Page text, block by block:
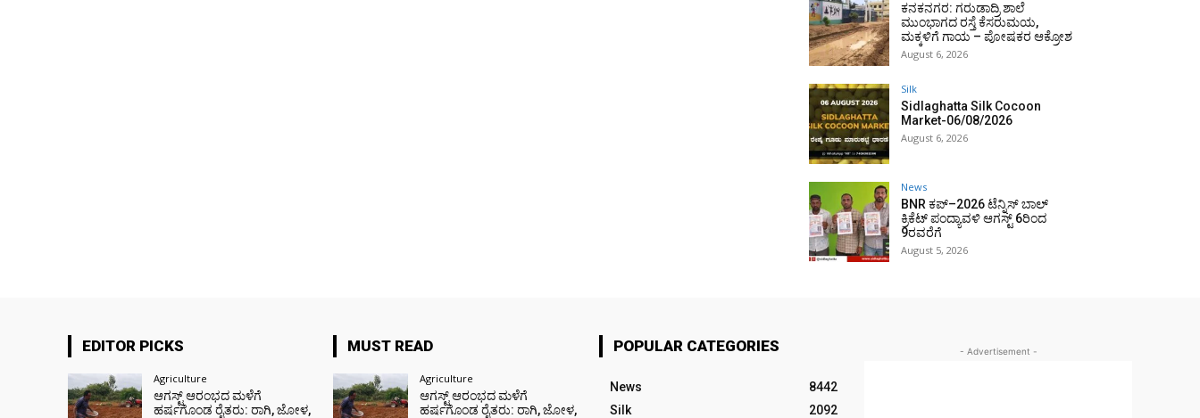
ಕನಕನಗರ: ಗರುಡಾದ್ರಿ ಶಾಲೆ
ಮುಂಭಾಗದ ರಸ್ತೆ ಕೆಸರುಮಯ,
ಮಕ್ಕಳಿಗೆ ಗಾಯ – ಪೋಷಕರ ಆಕ್ರೋಶ
August 6, 2026
Silk
Sidlaghatta Silk Cocoon
Market-06/08/2026
August 6, 2026
News
BNR ಕಪ್–2026 ಟೆನ್ನಿಸ್ ಬಾಲ್
ಕ್ರಿಕೆಟ್ ಪಂದ್ಯಾವಳಿ ಆಗಸ್ಟ್ 6ರಿಂದ
9ರವರೆಗೆ
August 5, 2026
EDITOR PICKS
Agriculture
ಆಗಸ್ಟ್ ಆರಂಭದ ಮಳೆಗೆ
ಹರ್ಷಗೊಂಡ ರೈತರು: ರಾಗಿ, ಜೋಳ,
MUST READ
Agriculture
ಆಗಸ್ಟ್ ಆರಂಭದ ಮಳೆಗೆ
ಹರ್ಷಗೊಂಡ ರೈತರು: ರಾಗಿ, ಜೋಳ,
POPULAR CATEGORIES
News
8442
Silk
2092
- Advertisement -